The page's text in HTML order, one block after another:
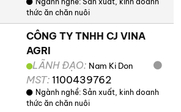
thức ăn chăn nuôi
CÔNG TY TNHH CJ VINA
AGRI
LÃNH ĐẠO: Nam Ki Don
MST: 1100439762
Ngành nghề: Sản xuất, kinh doanh
thức ăn chăn nuôi